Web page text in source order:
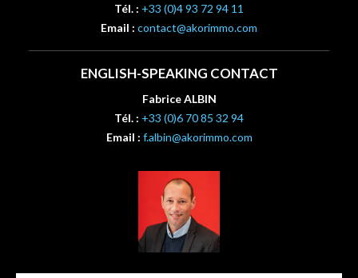
Tél. : +33 (0)4 93 72 94 11
Email : contact@akorimmo.com
ENGLISH-SPEAKING CONTACT
Fabrice ALBIN
Tél. : +33 (0)6 70 85 32 94
Email : f.albin@akorimmo.com